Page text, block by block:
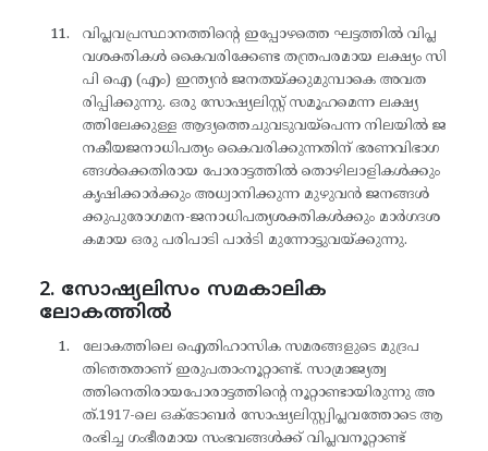
വിപ്ലവപ്രസ്ഥാനത്തിന്റെ ഇപ്പോഴത്തെ ഘട്ടത്തിൽ വിപ്ല
വശക്തികൾ കൈവരിക്കേണ്ട തന്ത്രപരമായ ലക്ഷ്യം സി
പി ഐ (എം) ഇന്ത്യൻ ജനതയ്ക്കുമുമ്പാകെ അവത
രിപ്പിക്കുന്നു. ഒരു സോഷ്യലിസ്റ്റ് സമൂഹമെന്ന ലക്ഷ്യ
ത്തിലേക്കുള്ള ആദ്യത്തെചുവടുവയ്‌പെന്ന നിലയിൽ ജ
നകീയജനാധിപത്യം കൈവരിക്കുന്നതിന് ഭരണവിഭാഗ
ങ്ങൾക്കെതിരായ പോരാട്ടത്തിൽ തൊഴിലാളികൾക്കും
കൃഷിക്കാർക്കും അധ്വാനിക്കുന്ന മുഴുവൻ ജനങ്ങൾ
ക്കുപുരോഗമന-ജനാധിപത്യശക്തികൾക്കും മാർഗദശ
കമായ ഒരു പരിപാടി പാർടി മുന്നോട്ടുവയ്ക്കുന്നു.
2. സോഷ്യലിസം സമകാലിക
ലോകത്തിൽ
ലോകത്തിലെ ഐതിഹാസിക സമരങ്ങളുടെ മുദ്രപ
തിഞ്ഞതാണ് ഇരുപതാംനൂറ്റാണ്ട്. സാമ്രാജ്യത്വ
ത്തിനെതിരായപോരാട്ടത്തിന്റെ നൂറ്റാണ്ടായിരുന്നു അ
ത്.1917-ലെ ഒക്‌ടോബർ സോഷ്യലിസ്റ്റ്വിപ്ലവത്തോടെ ആ
രംഭിച്ച ഗംഭീരമായ സംഭവങ്ങൾക്ക് വിപ്ലവനൂറ്റാണ്ട്